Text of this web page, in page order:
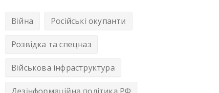
Війна Російські окупанти
Розвідка та спецназ
Військова інфраструктура